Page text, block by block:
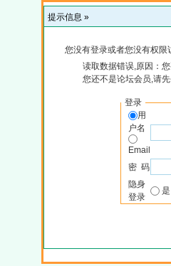
提示信息 »
您没有登录或者您没有权
读取数据错误,原因：
您还不是论坛会员,请
登录
用
户名
Email
密 码
隐身
登录